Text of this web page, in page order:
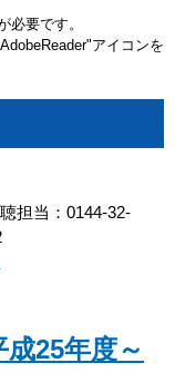
必要です。
アイコンを
担当：0144-32-
25年度～